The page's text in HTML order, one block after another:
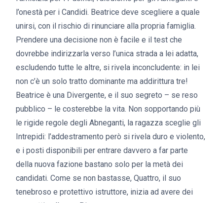
l’onestà per i Candidi. Beatrice deve scegliere a quale
unirsi, con il rischio di rinunciare alla propria famiglia.
Prendere una decisione non è facile e il test che
dovrebbe indirizzarla verso l’unica strada a lei adatta,
escludendo tutte le altre, si rivela inconcludente: in lei
non c’è un solo tratto dominante ma addirittura tre!
Beatrice è una Divergente, e il suo segreto – se reso
pubblico – le costerebbe la vita. Non sopportando più
le rigide regole degli Abneganti, la ragazza sceglie gli
Intrepidi: l’addestramento però si rivela duro e violento,
e i posti disponibili per entrare davvero a far parte
della nuova fazione bastano solo per la metà dei
candidati. Come se non bastasse, Quattro, il suo
tenebroso e protettivo istruttore, inizia ad avere dei